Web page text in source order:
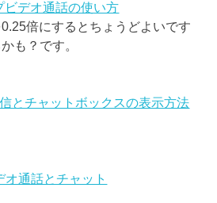
ビデオ通話の使い方
倍にするとちょうどよいです
も？です。
とチャットボックスの表示方法
オ通話とチャット